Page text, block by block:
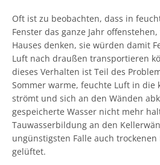
Oft ist zu beobachten, dass in
Fenster das ganze Jahr
Hauses denken, sie würden damit
Luft nach draußen transportieren
dieses Verhalten ist Teil des
Sommer warme, feuchte Luft in die
strömt und sich an den Wänden
gespeicherte Wasser nicht mehr
Tauwasserbildung an den
ungünstigsten Falle auch
gelüftet.